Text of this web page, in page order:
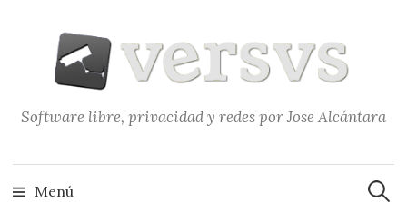
contenido
Software libre, privacidad y redes por Jose Alcántara
Menú